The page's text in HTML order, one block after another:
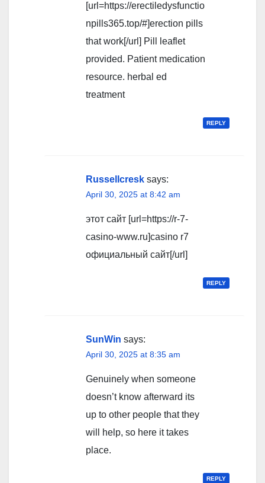
[url=https://erectiledysfunctio
npills365.top/#]erection pills
that work[/url] Pill leaflet
provided. Patient medication
resource. herbal ed
treatment
REPLY
Russellcresk says:
April 30, 2025 at 8:42 am
этот сайт [url=https://r-7-
casino-www.ru]casino r7
официальный сайт[/url]
REPLY
SunWin says:
April 30, 2025 at 8:35 am
Genuinely when someone
doesn’t know afterward its
up to other people that they
will help, so here it takes
place.
REPLY